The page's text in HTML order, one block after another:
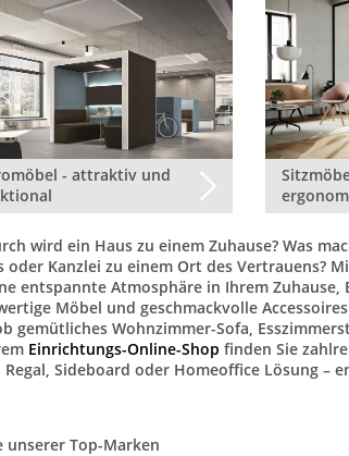
- attraktiv und
wird ein Haus zu einem Zuhause? Was
oder Kanzlei zu einem Ort des Vertrauens?
entspannte Atmosphäre in Ihrem Zuhause,
Möbel und geschmackvolle
gemütliches Wohnzimmer-Sofa,
Einrichtungs-Online-Shop finden Sie
Regal, Sideboard oder Homeoffice Lösung –
unserer Top-Marken